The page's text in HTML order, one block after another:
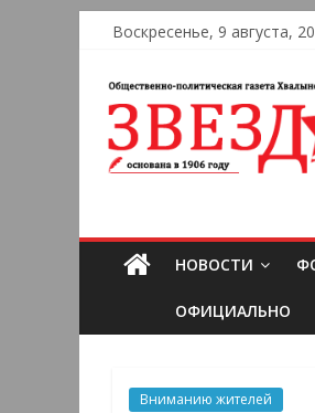
Воскресенье, 9 августа,
НОВОСТИ
ОФИЦИАЛЬНО
Вниманию жителей